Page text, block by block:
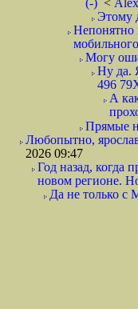
(-) <
Этому
Непонятно
Могу
Ну да.
496
А
Прямые
Любопытно,
2026 09:47
Год назад, когда
новом регионе.
Да не только